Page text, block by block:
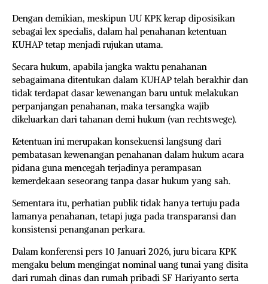
Dengan demikian, meskipun UU KPK kerap diposisikan
sebagai lex specialis, dalam hal penahanan ketentuan
KUHAP tetap menjadi rujukan utama.
Secara hukum, apabila jangka waktu penahanan
sebagaimana ditentukan dalam KUHAP telah berakhir dan
tidak terdapat dasar kewenangan baru untuk melakukan
perpanjangan penahanan, maka tersangka wajib
dikeluarkan dari tahanan demi hukum (van rechtswege).
Ketentuan ini merupakan konsekuensi langsung dari
pembatasan kewenangan penahanan dalam hukum acara
pidana guna mencegah terjadinya perampasan
kemerdekaan seseorang tanpa dasar hukum yang sah.
Sementara itu, perhatian publik tidak hanya tertuju pada
lamanya penahanan, tetapi juga pada transparansi dan
konsistensi penanganan perkara.
Dalam konferensi pers 10 Januari 2026, juru bicara KPK
mengaku belum mengingat nominal uang tunai yang disita
dari rumah dinas dan rumah pribadi SF Hariyanto serta